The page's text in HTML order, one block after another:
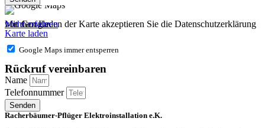
Mit dem Laden der Karte akzeptieren Sie die Datenschutzerklärung von Google.
Mehr erfahren
Karte laden
Google Maps immer entsperren
Rückruf vereinbaren
Name
Telefonnummer
Senden
Racherbäumer-Pflüger Elektroinstallation e.K.